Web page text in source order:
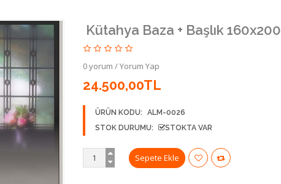
Kütahya Baza + Başlık 160x200
0 yorum /Yorum Yap
24.500,00TL
ÜRÜN KODU:
ALM-0026
STOK DURUMU:
STOKTA VAR